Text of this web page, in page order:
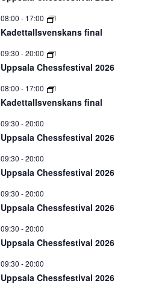
08:00 - 17:00
Kadettallsvenskans final
09:30 -20:00
Uppsala Chessfestival 2026
08:00 - 17:00
Kadettallsvenskans final
09:30 -20:00
Uppsala Chessfestival 2026
09:30 -20:00
Uppsala Chessfestival 2026
09:30 -20:00
Uppsala Chessfestival 2026
09:30 -20:00
Uppsala Chessfestival 2026
09:30 -20:00
Uppsala Chessfestival 2026